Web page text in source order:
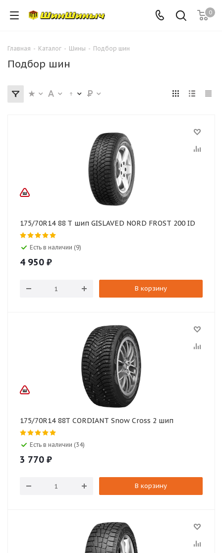
0
Главная - Каталог - Шины - Подбор шин
Подбор шин
175/70R14 88 T шип GISLAVED NORD FROST 200 ID
Есть в наличии (9)
4 950 ₽
В корзину
175/70R14 88T CORDIANT Snow Cross 2 шип
Есть в наличии (34)
3 770 ₽
В корзину